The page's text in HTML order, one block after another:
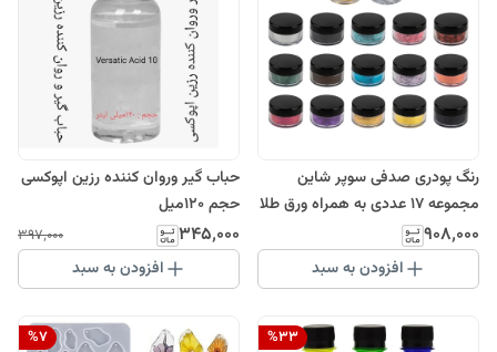
رنگ پودری صدفی سوپر شاین
مجموعه 17 عددی به همراه ورق طلا
و نقره
۹۰۸٬۰۰۰
افزودن به سبد
حباب گیر وروان کننده رزین اپوکسی
حجم 120میل
۳۴۵٬۰۰۰ ۳۹۷٬۰۰۰
افزودن به سبد
%33
%7